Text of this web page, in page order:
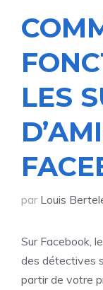
LES
par Louis
Sur Facebook,
des détectives
partir de votre